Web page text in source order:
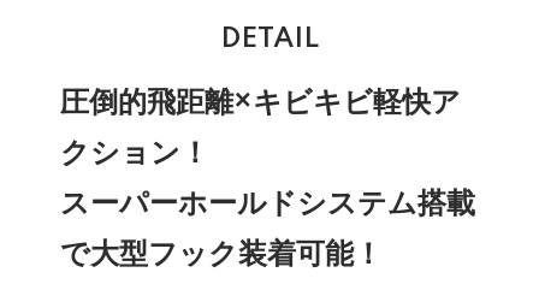
DETAIL
圧倒的飛距離×キビキビ軽快ア
クション！
スーパーホールドシステム搭載
で大型フック装着可能！